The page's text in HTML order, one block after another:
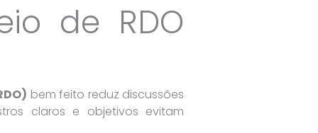
de RDO
bem feito reduz discussões
claros e objetivos evitam